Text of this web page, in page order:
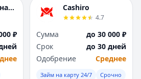
Целевые финансы
₽
Cashiro
4.7
Сумма
до 30 000 ₽
Срок
до 30 дней
Одобрение
Среднее
Займ на карту 24/7 Срочно